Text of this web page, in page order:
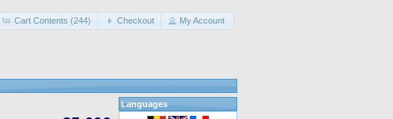
Cart Contents (244) Checkout My Account
Languages